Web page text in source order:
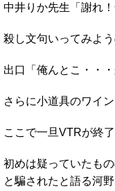
中井りか先生「謝れ！
殺し文句いってみよう
出口「俺んとこ・・・
さらに小道具のワイ
ここで一旦VTRが終
初めは疑っていたも
と騙されたと語る河野